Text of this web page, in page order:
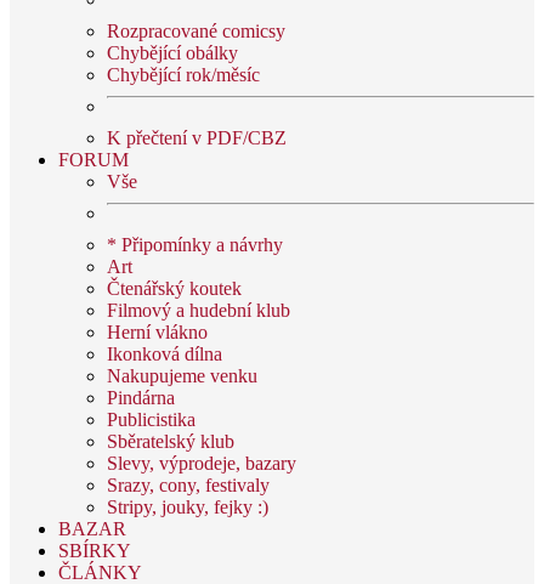
Rozpracované comicsy
Chybějící obálky
Chybějící rok/měsíc
K přečtení v PDF/CBZ
FORUM
Vše
* Připomínky a návrhy
Art
Čtenářský koutek
Filmový a hudební klub
Herní vlákno
Ikonková dílna
Nakupujeme venku
Pindárna
Publicistika
Sběratelský klub
Slevy, výprodeje, bazary
Srazy, cony, festivaly
Stripy, jouky, fejky :)
BAZAR
SBÍRKY
ČLÁNKY